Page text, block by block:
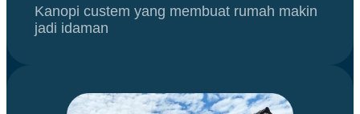
Kanopi custem yang membuat rumah makin
jadi idaman